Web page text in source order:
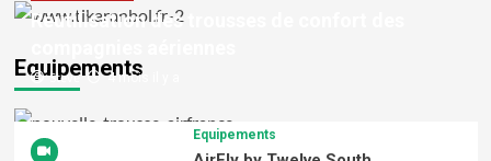
Equipements
Réutilisation des trousses de confort des
Steve 4 mois il y a
Equipements